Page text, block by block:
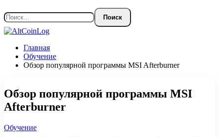
Главная
Обучение
Обзор популярной программы MSI Afterburner
Обзор популярной программы MSI
Afterburner
Обучение